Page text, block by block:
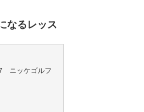
なるレッス
ニッケゴルフ